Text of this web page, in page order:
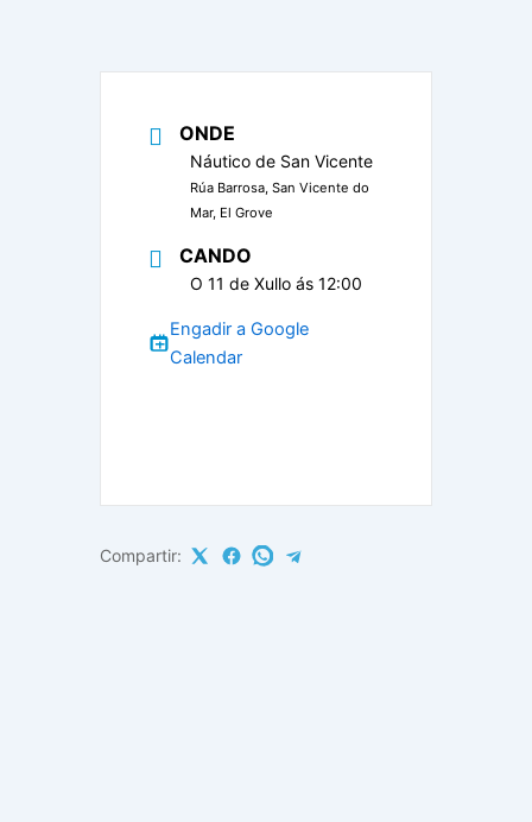
ONDE
Náutico de San Vicente
Rúa Barrosa, San Vicente do
Mar, El Grove
CANDO
O 11 de Xullo ás 12:00
Engadir a Google
Calendar
Compartir: